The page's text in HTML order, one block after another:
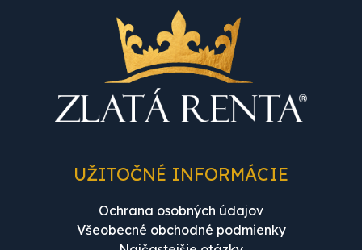
UŽITOČNÉ INFORMÁCIE
Ochrana osobných údajov
Všeobecné obchodné podmienky